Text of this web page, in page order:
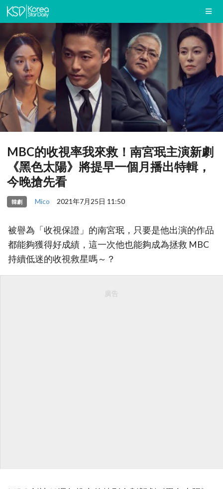
MBC的收視率我來救！南宮珉主演新劇
《黑色太陽》將提早一個月播出特輯，
今晚搶先看
韓劇 Mico 2021年7月25日 11:50
被譽為「收視保證」的南宮珉，只要是他出演的作品
都能夠獲得好成績，這一次他也能夠成為拯救 MBC
持續低迷的收視救星嗎～？
廣告